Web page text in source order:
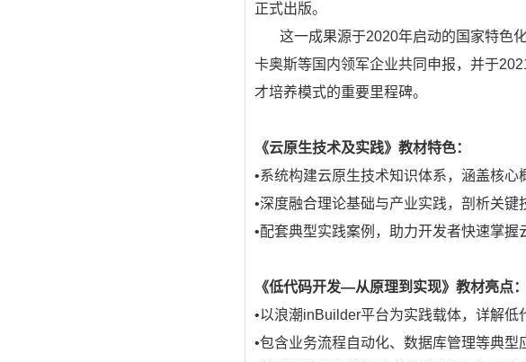
正式出版。
这一成果源于2020年启动的国家特色
卡奥斯等国内领军企业共同申报，并于
才培养模式的重要里程碑。
《云原生技术及实践》教材特色：
•系统构建云原生技术知识体系，涵盖核心
•深度融合理论基础与产业实践，剖析关键
•配套典型实践案例，助力开发者快速掌握
《低代码开发—从原理到实现》教材亮点：
•以浪潮inBuilder平台为实践载体，详解低
•包含业务流程自动化、数据库管理等典型